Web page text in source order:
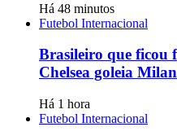
Há 48 minutos
Futebol Internacional
Brasileiro que ficou
Chelsea goleia
Há 1 hora
Futebol Internacional